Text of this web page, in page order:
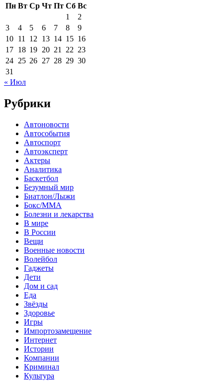
Пн Вт Ср Чт Пт Сб Вс
1
2
3
4 5 6 7 8
9
10 11 12 13 14 15 16
17 18 19 20 21 22 23
24 25 26 27 28 29 30
31
« Июл
Рубрики
Автоновости
Автособытия
Автоспорт
Автоэксперт
Актеры
Аналитика
Баскетбол
Безумный мир
Биатлон/Лыжи
Бокс/MMA
Болезни и лекарства
В мире
В России
Вещи
Военные новости
Волейбол
Гаджеты
Дети
Дом и сад
Еда
Звёзды
Здоровье
Игры
Импортозамещение
Интернет
Истории
Компании
Криминал
Культура